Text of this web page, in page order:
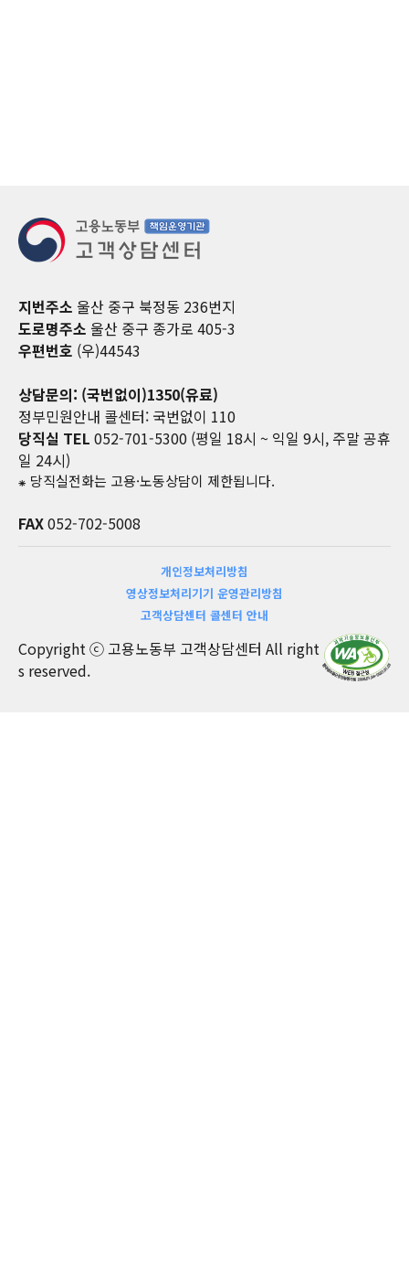
지번주소 울산 중구 북정동 236번지
도로명주소 울산 중구 종가로 405-3
우편번호 (우)44543
상담문의: (국번없이)1350(유료)
정부민원안내 콜센터: 국번없이 110
당직실 TEL 052-701-5300 (평일 18시 ~ 익일 9시, 주말 공휴
일 24시)
⁕ 당직실전화는 고용·노동상담이 제한됩니다.
FAX052-702-5008
개인정보처리방침
영상정보처리기기 운영관리방침
고객상담센터 콜센터 안내
Copyright ⓒ 고용노동부 고객상담센터 All right
s reserved.